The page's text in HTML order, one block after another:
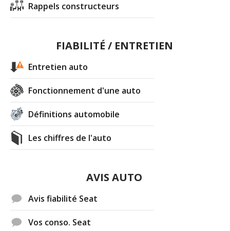
Rappels constructeurs
FIABILITÉ / ENTRETIEN
Entretien auto
Fonctionnement d'une auto
Définitions automobile
Les chiffres de l'auto
AVIS AUTO
Avis fiabilité Seat
Vos conso. Seat